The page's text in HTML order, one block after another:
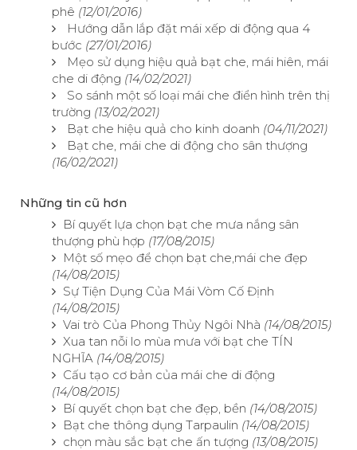
phê (12/01/2016)
Hướng dẫn lắp đặt mái xếp di động qua 4
bước (27/01/2016)
Mẹo sử dụng hiệu quả bạt che, mái hiên, mái
che di động (14/02/2021)
So sánh một số loại mái che điển hình trên thị
trường (13/02/2021)
Bạt che hiệu quả cho kinh doanh (04/11/2021)
Bạt che, mái che di động cho sân thượng
(16/02/2021)
Những tin cũ hơn
Bí quyết lựa chọn bạt che mưa nắng sân
thượng phù hợp (17/08/2015)
Một số mẹo để chọn bạt che,mái che đẹp
(14/08/2015)
Sự Tiện Dụng Của Mái Vòm Cố Định
(14/08/2015)
Vai trò Của Phong Thủy Ngôi Nhà (14/08/2015)
Xua tan nỗi lo mùa mưa với bạt che TÍN
NGHĨA (14/08/2015)
Cấu tạo cơ bản của mái che di động
(14/08/2015)
Bí quyết chọn bạt che đẹp, bền (14/08/2015)
Bạt che thông dụng Tarpaulin (14/08/2015)
chọn màu sắc bạt che ấn tượng (13/08/2015)